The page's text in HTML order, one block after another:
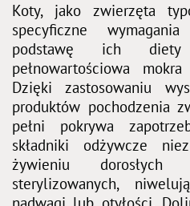
Koty, jako zwierzęta
specyficzne
podstawę ich diety
pełnowartościowa
Dzięki zastosowaniu
produktów pochodzenia
pełni pokrywa
składniki odżywcze
żywieniu
sterylizowanych,